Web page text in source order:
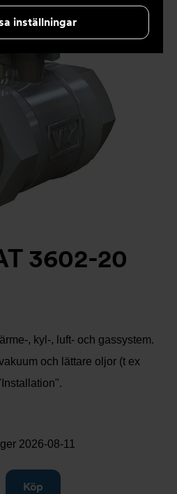
inställningar
3602-20
, kyl-, luft- och gassystem.
och lättare oljor (t ex
2026-08-11
tillKöp